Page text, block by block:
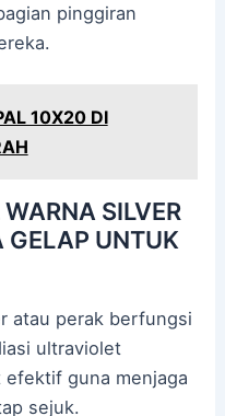
pinggiran
10X20 DI
SILVER
GELAP UNTUK
atau perak berfungsi
ultraviolet
efektif guna menjaga
sejuk.